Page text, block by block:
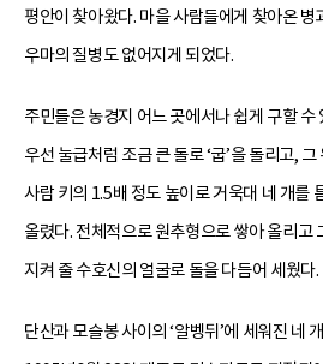
평안이 찾아왔다. 마을 사람들에게 찾아온
우마의 질병도 없어지게 되었다.
주민들은 농경지 어느 곳에서나 쉽게 구할 수
우선 눌급처럼 조금 큰 돌로 ‘굽’을 돌리고,
사람 키의 1.5배 정도 높이로 거욱대 네 개를
올렸다. 전체적으로 원추형으로 쌓아 올리고
지켜 줄 수호신의 얼굴로 돌을 다듬어 세웠다.
단산과 모슬봉 사이의 ‘알벵뒤’에 세워진 네